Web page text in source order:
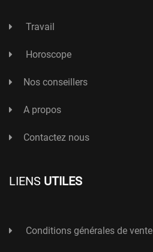
Travail
Horoscope
Nos conseillers
A propos
Contactez nous
LIENS UTILES
Conditions générales de vente